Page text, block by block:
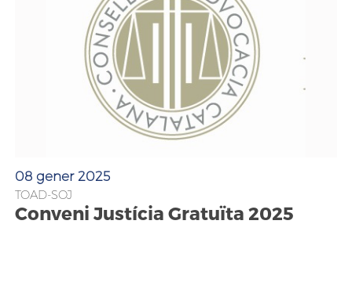
08 gener 2025
TOAD-SOJ
Conveni Justícia Gratuïta 2025